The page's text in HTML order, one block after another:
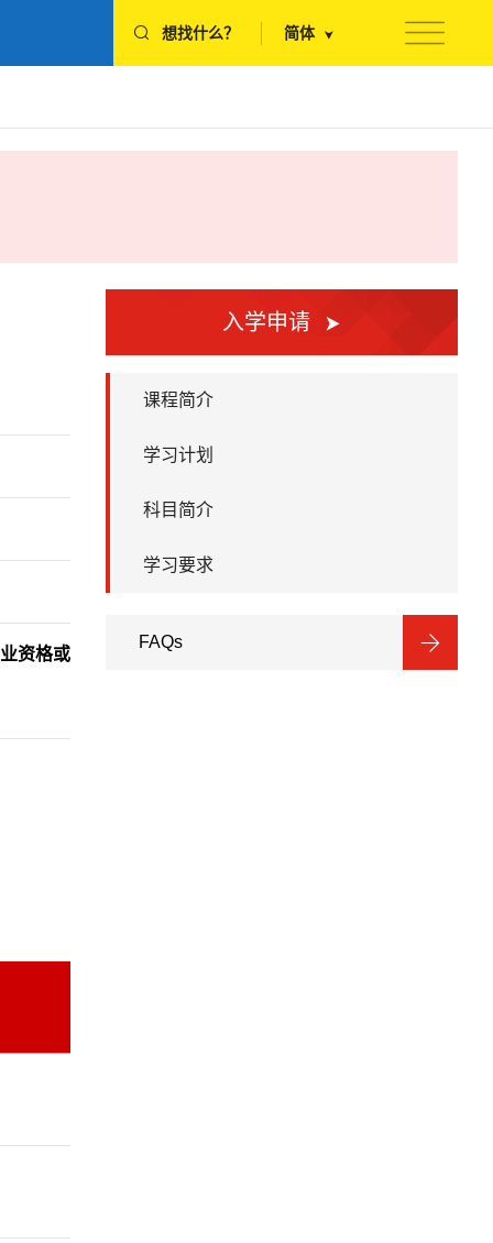
想找什么？ 简体
资格或
入学申请
课程简介
学习计划
科目简介
学习要求
FAQs